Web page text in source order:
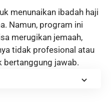
menunaikan ibadah haji
Namun, program ini
merugikan jemaah,
tidak profesional atau
bertanggung jawab.